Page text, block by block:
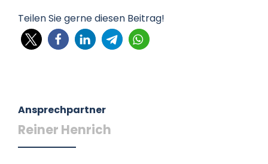
Teilen Sie gerne diesen Beitrag!
Ansprechpartner
Reiner Henrich